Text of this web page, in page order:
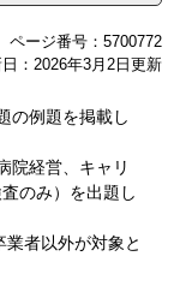
ページ番号：5700772
：2026年3月2日更新
の例題を掲載し
院経営、キャリ
のみ）を出題し
者以外が対象と